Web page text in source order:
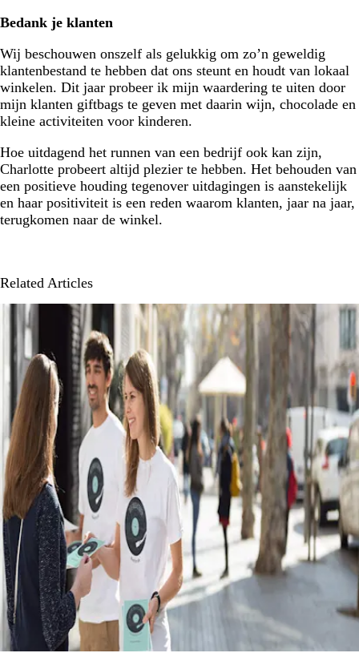
Bedank je klanten
Wij beschouwen onszelf als gelukkig om zo’n geweldig
klantenbestand te hebben dat ons steunt en houdt van lokaal
winkelen. Dit jaar probeer ik mijn waardering te uiten door
mijn klanten giftbags te geven met daarin wijn, chocolade en
kleine activiteiten voor kinderen.
Hoe uitdagend het runnen van een bedrijf ook kan zijn,
Charlotte probeert altijd plezier te hebben. Het behouden van
een positieve houding tegenover uitdagingen is aanstekelijk
en haar positiviteit is een reden waarom klanten, jaar na jaar,
terugkomen naar de winkel.
Related Articles